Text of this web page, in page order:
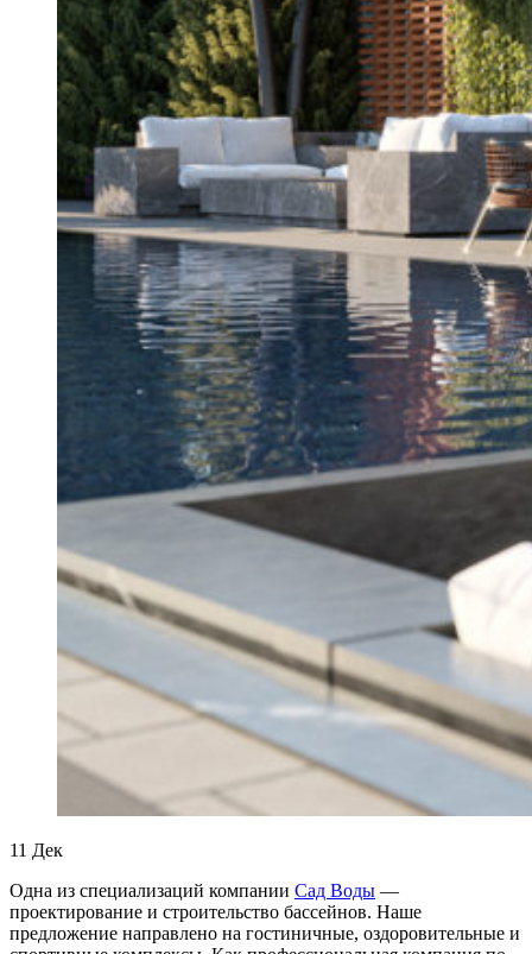
11 Дек
Одна из специализаций компании Сад Воды —
проектирование и строительство бассейнов. Наше
предложение направлено на гостиничные, оздоровительные и